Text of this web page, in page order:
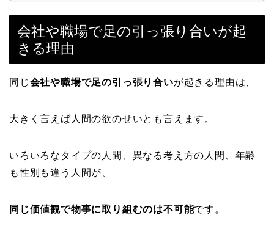
会社や職場で足の引っ張り合いが起
きる理由
同じ会社や職場で足の引っ張り合いが起きる理由は、
大きく言えば人間の欲のせいとも言えます。
いろいろなタイプの人間、異なる考え方の人間、年齢
も性別も違う人間が、
同じ価値観で物事に取り組むのは不可能です。